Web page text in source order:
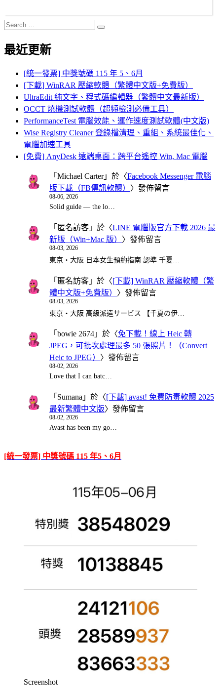
Search
for:
Search
最近更新
[統一發票] 中獎號碼 115 年 5、6月
[下載] WinRAR 壓縮軟體（繁體中文版+免費版）
UltraEdit 純文字、程式碼編輯器（繁體中文最新版）
OCCT 燒機測試軟體（超頻檢測必備工具）
PerformanceTest 電腦效能、運作速度測試軟體(中文版)
Wise Registry Cleaner 登錄檔清理、重組、系統最佳化、
電腦加速工具
[免費] AnyDesk 遠端桌面：跨平台遙控 Win, Mac 電腦
「 Michael Carter」於〈Facebook Messenger 電腦
版下載（FB傳訊軟體） 〉發佈留言
08-06, 2026
Solid guide — the lo…
「 匿名訪客 」於〈LINE 電腦版官方下載 2026 最
新版（Win+Mac 版） 〉發佈留言
08-03, 2026
東京・大阪 日本女生預約指南 認準 千夏…
「 匿名訪客 」於〈[下載] WinRAR 壓縮軟體（繁
體中文版+免費版） 〉發佈留言
08-03, 2026
東京・大阪 高級派遣サービス 【千夏の伊…
「 bowie 2674 」於〈免下載！線上 Heic 轉
JPEG，可批次處理最多 50 張照片！（Convert
Heic to JPEG） 〉發佈留言
08-02, 2026
Love that I can batc…
「 Sumana 」於〈[下載] avast! 免費防毒軟體 2025
最新繁體中文版〉發佈留言
08-02, 2026
Avast has been my go…
[統一發票] 中獎號碼 115 年5、6月
Screenshot